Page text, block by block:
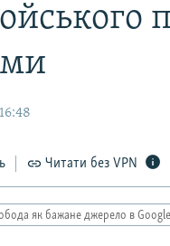
Читати без VPN
як бажане джерело в Google